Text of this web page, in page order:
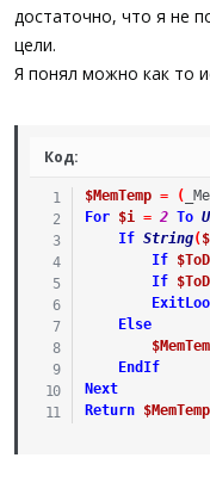
достаточно, что я не
цели.
Я понял можно как то
Код:
$MemTemp = (
For
$i = 2 To
If String(
If
If
Else
EndIf
Next
Return
$MemTemp